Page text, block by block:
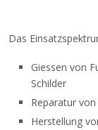
Das
Giessen von
Schilder
Reparatur
Herstellung